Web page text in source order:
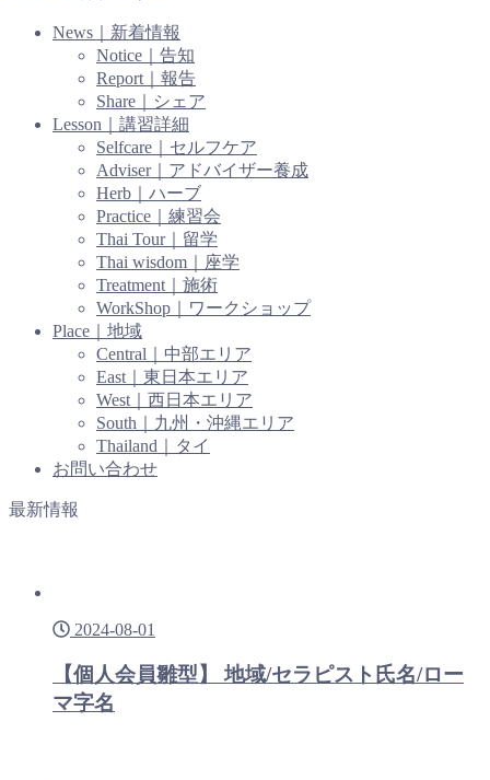
News｜新着情報
Notice｜告知
Report｜報告
Share｜シェア
Lesson｜講習詳細
Selfcare｜セルフケア
Adviser｜アドバイザー養成
Herb｜ハーブ
Practice｜練習会
Thai Tour｜留学
Thai wisdom｜座学
Treatment｜施術
WorkShop｜ワークショップ
Place｜地域
Central｜中部エリア
East｜東日本エリア
West｜西日本エリア
South｜九州・沖縄エリア
Thailand｜タイ
お問い合わせ
最新情報
2024-08-01
【個人会員雛型】 地域/セラピスト氏名/ロー
マ字名